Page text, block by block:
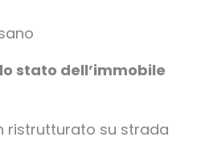
stato dell’immobile
ristrutturato su strada